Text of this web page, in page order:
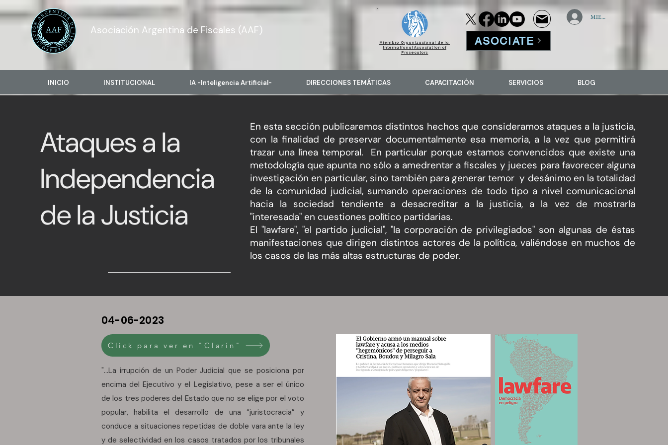
Asociación Argentina de Fiscales (AAF)
Miembro Organizacional de la
International Association of
Prosecutors
ASOCIATE
MIEMBROS
INICIO INSTITUCIONAL IA -Inteligencia Artificial- DIRECCIONES TEMÁTICAS CAPACITACIÓN SERVICIOS BLOG
Ataques a la
Independencia
de la Justicia
En esta sección publicaremos distintos hechos que consideramos ataques a la justicia,
con la finalidad de preservar documentalmente esa memoria, a la vez que permitirá
trazar una línea temporal. En particular porque estamos convencidos que existe una
metodología que apunta no sólo a amedrentar a fiscales y jueces para favorecer alguna
investigación en particular, sino también para generar temor y desánimo en la totalidad
de la comunidad judicial, sumando operaciones de todo tipo a nivel comunicacional
hacia la sociedad tendiente a desacreditar a la justicia, a la vez de mostrarla
"interesada" en cuestiones político partidarias.
El "lawfare", "el partido judicial", "la corporación de privilegiados" son algunas de éstas
manifestaciones que dirigen distintos actores de la política, valiéndose en muchos de
los casos de las más altas estructuras de poder.
04-06-2023
Click para ver en "Clarín"
"...La irrupción de un Poder Judicial que se posiciona por
encima del Ejecutivo y el Legislativo, pese a ser el único
de los tres poderes del Estado que no se elige por el voto
popular, habilita el desarrollo de una “juristocracia” y
conduce a situaciones repetidas de doble vara ante la ley
y de selectividad en los casos tratados por los tribunales